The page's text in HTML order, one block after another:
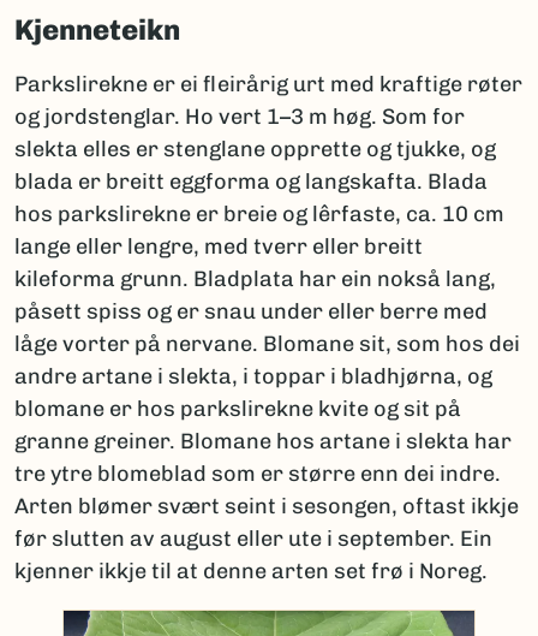
Kjenneteikn
Parkslirekne er ei fleirårig urt med kraftige røter
og jordstenglar. Ho vert 1–3 m høg. Som for
slekta elles er stenglane opprette og tjukke, og
blada er breitt eggforma og langskafta. Blada
hos parkslirekne er breie og lêrfaste, ca. 10 cm
lange eller lengre, med tverr eller breitt
kileforma grunn. Bladplata har ein nokså lang,
påsett spiss og er snau under eller berre med
låge vorter på nervane. Blomane sit, som hos dei
andre artane i slekta, i toppar i bladhjørna, og
blomane er hos parkslirekne kvite og sit på
granne greiner. Blomane hos artane i slekta har
tre ytre blomeblad som er større enn dei indre.
Arten blømer svært seint i sesongen, oftast ikkje
før slutten av august eller ute i september. Ein
kjenner ikkje til at denne arten set frø i Noreg.